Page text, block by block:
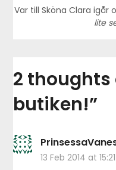
Var till Sköna Clara igår
lite
2 thoughts
butiken!”
13 Feb 2014 at 15:21